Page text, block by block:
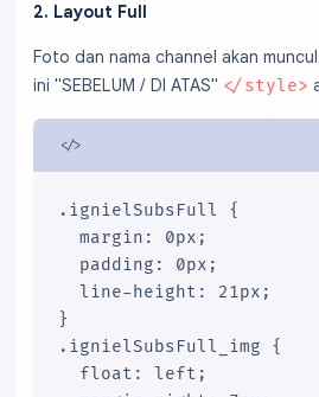
2. Layout Full
Foto dan nama channel akan
ini "SEBELUM / DI ATAS" </style>
.ignielSubsFull {
  margin: 0px;
  padding: 0px;
  line-height: 21px;
}
.ignielSubsFull_img {
  float: left;